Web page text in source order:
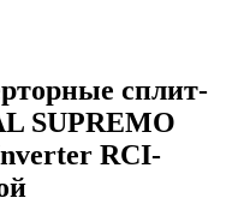
сплит-
SUPREMO
RCI-